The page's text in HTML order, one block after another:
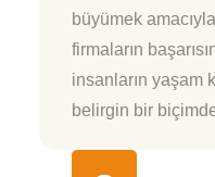
büyümek
firmaların
insanların yaşam
belirgin bir